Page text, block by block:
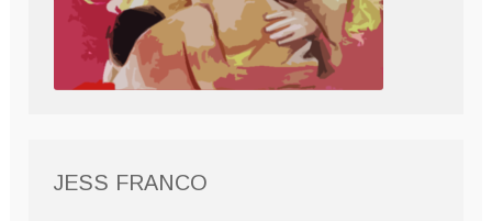
JESS FRANCO